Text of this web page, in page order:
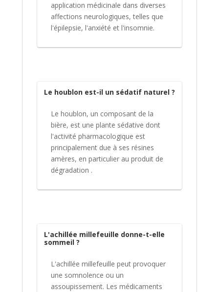
application médicinale dans diverses
affections neurologiques, telles que
l'épilepsie, l'anxiété et l'insomnie.
Le houblon est-il un sédatif naturel ?
Le houblon, un composant de la
bière, est une plante sédative dont
l'activité pharmacologique est
principalement due à ses résines
amères, en particulier au produit de
dégradation .
L'achillée millefeuille donne-t-elle
sommeil ?
L'achillée millefeuille peut provoquer
une somnolence ou un
assoupissement. Les médicaments